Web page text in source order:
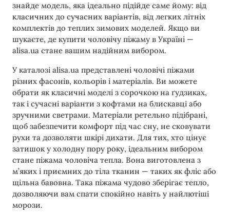
знайде модель, яка ідеально підійде саме йому: від
класичних до сучасних варіантів, від легких літніх
комплектів до теплих зимових моделей. Якщо ви
шукаєте, де купити чоловічу піжаму в Україні —
alisa.ua стане вашим надійним вибором.
У каталозі alisa.ua представлені чоловічі піжами
різних фасонів, кольорів і матеріалів. Ви можете
обрати як класичні моделі з сорочкою на ґудзиках,
так і сучасні варіанти з кофтами на блискавці або
зручними светрами. Матеріали ретельно підібрані,
щоб забезпечити комфорт під час сну, не сковувати
рухи та дозволяти шкірі дихати. Для тих, хто цінує
затишок у холодну пору року, ідеальним вибором
стане піжама чоловіча тепла. Вона виготовлена з
м’яких і приємних до тіла тканин — таких як фліс або
щільна бавовна. Така піжама чудово зберігає тепло,
дозволяючи вам спати спокійно навіть у найлютіші
морози.